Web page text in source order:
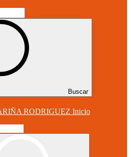
Buscar
Inicio